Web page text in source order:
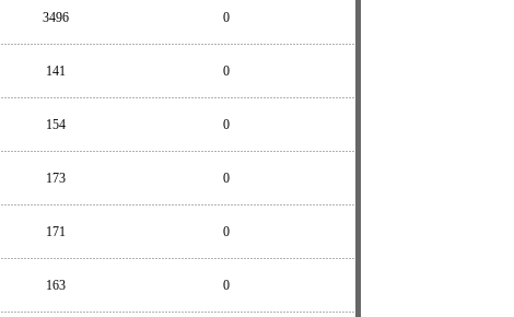
3496 0
141 0
154 0
173 0
171 0
163 0